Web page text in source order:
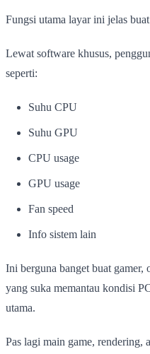
Fungsi utama layar ini jelas buat
Lewat software khusus,
seperti:
Suhu CPU
Suhu GPU
CPU usage
GPU usage
Fan speed
Info sistem lain
Ini berguna banget buat gamer,
yang suka memantau kondisi
utama.
Pas lagi main game, rendering,